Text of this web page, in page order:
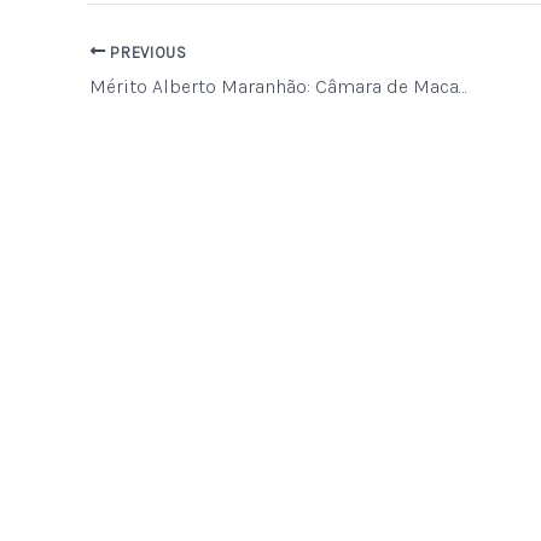
PREVIOUS
Mérito Alberto Maranhão: Câmara de Macaíba aprova homenagem ao empresário Luiz Antônio Lacerda